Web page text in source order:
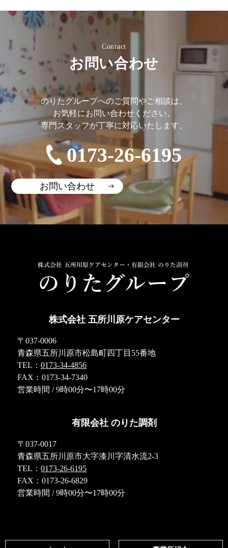
Contact
お問い合わせ
のりたグループへのご質問やご相談は、
お気軽にお問い合わせください。
専門スタッフが丁寧に対応いたします。
0173-26-6195
お問い合わせ
株式会社 五所川原ケアセンター
〒037-0006
青森県五所川原市松島町四丁目55番地
TEL：0173-34-4856
FAX：0173-34-7340
営業時間 / 9時00分〜17時00分
有限会社 のりた調剤
〒037-0017
青森県五所川原市大字漆川字清水流2-3
TEL：0173-26-6195
FAX：0173-26-6829
営業時間 / 9時00分〜17時00分